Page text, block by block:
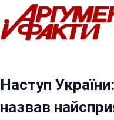
Перейти
до
вмісту
Наступ
назвав